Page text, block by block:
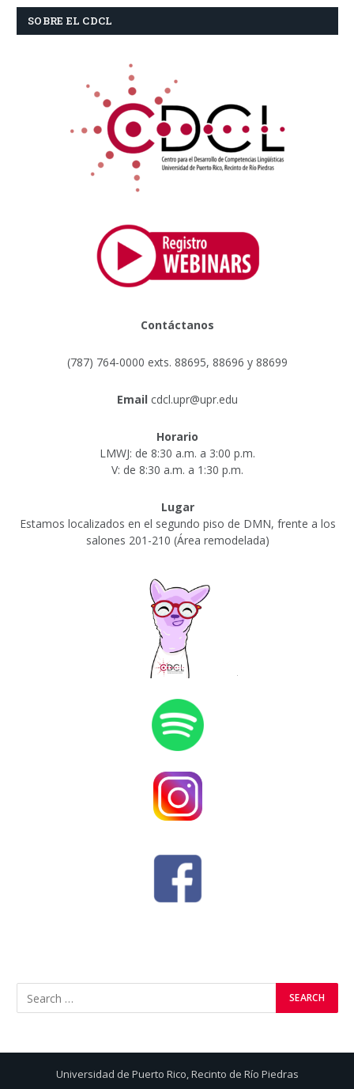
SOBRE EL CDCL
Contáctanos
(787) 764-0000 exts. 88695, 88696 y 88699
Email cdcl.upr@upr.edu
Horario
LMWJ: de 8:30 a.m. a 3:00 p.m.
V: de 8:30 a.m. a 1:30 p.m.
Lugar
Estamos localizados en el segundo piso de DMN, frente a los
salones 201-210 (Área remodelada)
Universidad de Puerto Rico,Recinto de Río Piedras